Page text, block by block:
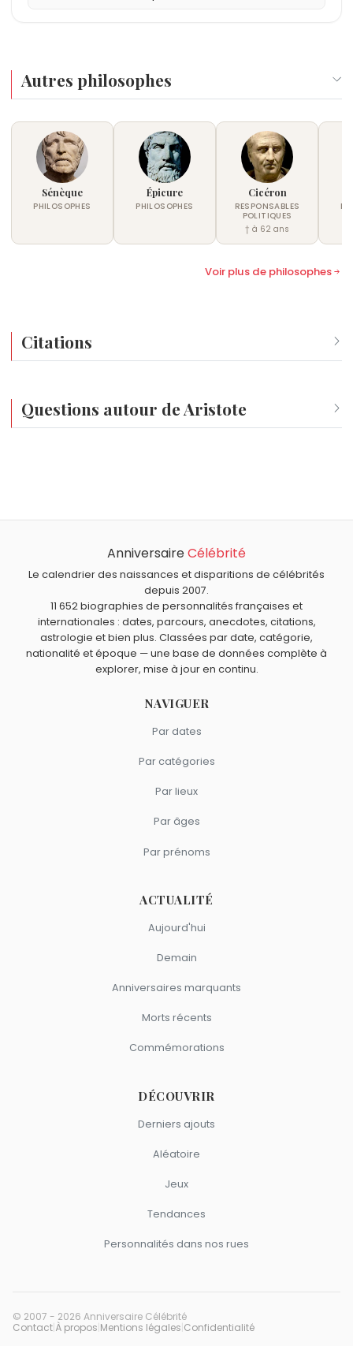
Autres philosophes
Sénèque
PHILOSOPHES
Épicure
PHILOSOPHES
Cicéron
RESPONSABLES
POLITIQUES
† à 62 ans
Voir plus de philosophes
Citations
Questions autour de Aristote
AnniversaireCélébrité
Le calendrier des naissances et disparitions de célébrités
depuis 2007.
11 652 biographies de personnalités françaises et
internationales : dates, parcours, anecdotes, citations,
astrologie et bien plus. Classées par date, catégorie,
nationalité et époque — une base de données complète à
explorer, mise à jour en continu.
NAVIGUER
Par dates
Par catégories
Par lieux
Par âges
Par prénoms
ACTUALITÉ
Aujourd'hui
Demain
Anniversaires marquants
Morts récents
Commémorations
DÉCOUVRIR
Derniers ajouts
Aléatoire
Jeux
Tendances
Personnalités dans nos rues
© 2007 - 2026 Anniversaire Célébrité
Contact À propos Mentions légales Confidentialité